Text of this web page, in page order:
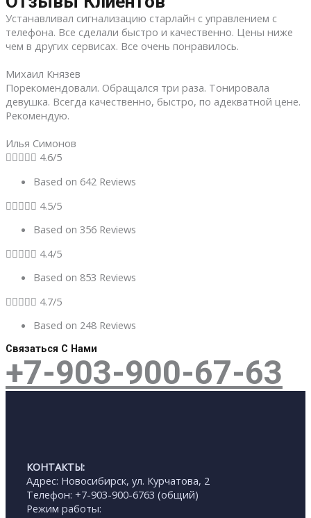
Устанавливал сигнализацию старлайн с управлением с
телефона. Все сделали быстро и качественно. Цены ниже
чем в других сервисах. Все очень понравилось.
​Михаил Князев
Порекомендовали. Обращался три раза. Тонировала
девушка. Всегда качественно, быстро, по адекватной цене.
Рекомендую.
Илья Cимонов
 4.6/5
Based on 642 Reviews
 4.5/5
Based on 356 Reviews
 4.4/5
Based on 853 Reviews
 4.7/5
Based on 248 Reviews
Связаться С Нами
+7-903-900-67-63
КОНТАКТЫ:
Адрес: Новосибирск, ул. Курчатова, 2
Телефон: +7-903-900-6763 (общий)
Режим работы: